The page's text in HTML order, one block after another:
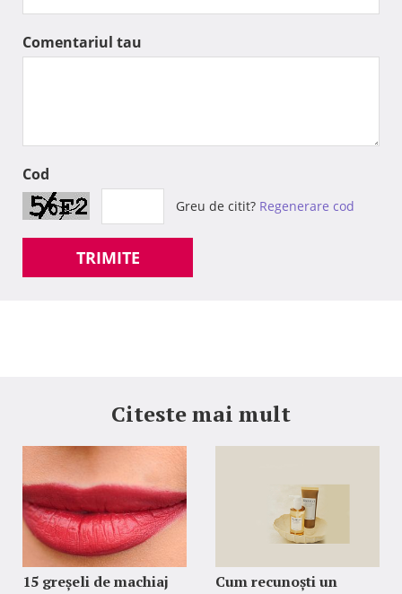
Comentariul tau
Cod
Greu de citit? Regenerare cod
TRIMITE
Citeste mai mult
15 greșeli de machiaj
Cum recunoști un